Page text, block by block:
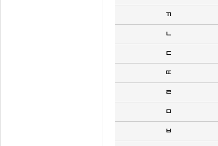
ㄲ
ㄴ
ㄷ
ㄸ
ㄹ
ㅁ
ㅂ